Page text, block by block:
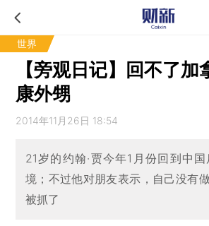
世界
【旁观日记】回不了加
康外甥
2014年11月26日 18:54
21岁的约翰·贾今年1月份回到中
境；不过他对朋友表示，自己没有
被抓了